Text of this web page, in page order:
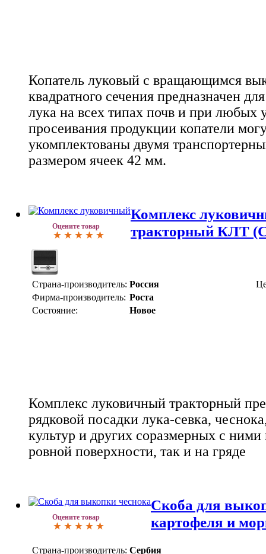
Копатель луковый с вращающимся
квадратного сечения предназначен
лука на всех типах почв и при любых
просеивания продукции копатели
укомплектованы двумя
размером ячеек 42 мм.
Оцените товар
Комплекс
тракторный КЛТ
Страна-производитель: Россия
Фирма-производитель: Роста
Состояние:
Новое
Комплекс луковичный тракторный
рядковой посадки лука-севка,
культур и других соразмерных с ними
ровной поверхности, так и на гряде
Оцените товар
Скоба для
картофеля и
Страна-производитель: Сербия